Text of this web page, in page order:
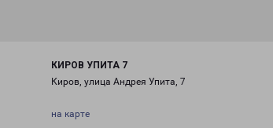
КИРОВ УПИТА 7
Киров, улица Андрея Упита, 7
на карте